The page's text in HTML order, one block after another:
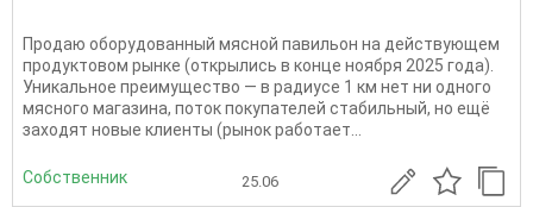
Продаю оборудованный мясной павильон на действующем
продуктовом рынке (открылись в конце ноября 2025 года).
Уникальное преимущество — в радиусе 1 км нет ни одного
мясного магазина, поток покупателей стабильный, но ещё
заходят новые клиенты (рынок работает...
Собственник 25.06